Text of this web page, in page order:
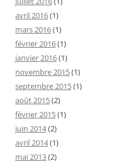
avril 2016(1)
mars 2016(1)
février 2016(1)
janvier 2016(1)
novembre 2015(1)
septembre 2015(1)
août 2015(2)
février 2015(1)
juin 2014(2)
avril 2014(1)
mai 2013(2)